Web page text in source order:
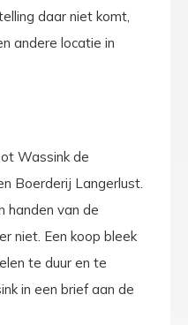
daar niet komt,
andere locatie in
Wassink de
Boerderij Langerlust.
handen van de
niet. Een koop bleek
te duur en te
in een brief aan de